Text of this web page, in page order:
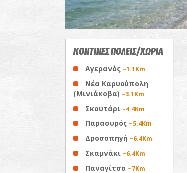
ΚΟΝΤΙΝΕΣ ΠΟΛΕΙΣ/ΧΩΡΙΑ
Αγερανός ~1.1Km
Νέα Καρυούπολη
(Μινιάκοβα) ~3.1Km
Σκουτάρι ~4.4Km
Παρασυρός ~5.4Km
Δροσοπηγή ~6.4Km
Σκαμνάκι ~6.4Km
Παναγίτσα ~7Km